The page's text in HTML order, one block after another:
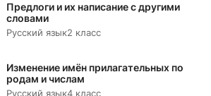
Предлоги и их написание с другими
словами
Русский язык2 класс
Изменение имён прилагательных по
родам и числам
Русский язык4 класс